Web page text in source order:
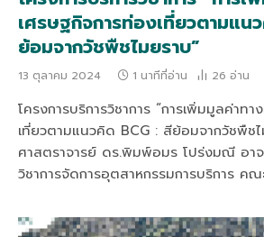
เศรษฐกิจการท่องเที่ยวตามแน
ย้อมจากวัชพืชไมยราบ”
13 ตุลาคม 2024 1 นาทีที่อ่าน 26 อ่าน
โครงการบริการวิชาการ “การเพิ่มมูลค่าทา
เที่ยวตามแนวคิด BCG : สีย้อมจากวัชพืช
ศาสตราจารย์ ดร.พิมพ์อมร โปร่งมณี อาจ
วิชาการจัดการอุตสาหกรรมการบริการ ค